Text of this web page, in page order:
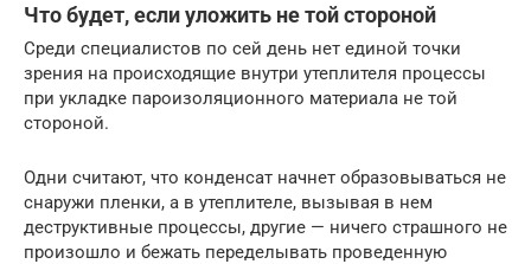
Что будет, если уложить не той стороной
Среди специалистов по сей день нет единой точки
зрения на происходящие внутри утеплителя процессы
при укладке пароизоляционного материала не той
стороной.
Одни считают, что конденсат начнет образовываться не
снаружи пленки, а в утеплителе, вызывая в нем
деструктивные процессы, другие — ничего страшного не
произошло и бежать переделывать проведенную